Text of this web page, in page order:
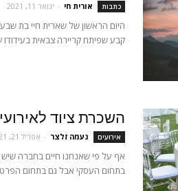
כתבות אורית חי - ינואר 11, 2021
היום הראשון של שארית חיי בת
קבע שפיתח קריירה צבאית בעידודו
השכרת ציוד
אירועים נעמה זלצר - אפריל 21, 2021
אף על פי שאנחנו חיים בחברה
בתחום העסקי אבל גם בתחום